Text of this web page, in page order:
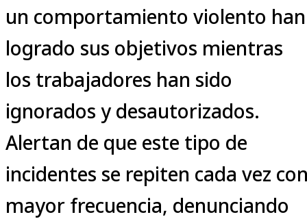
un comportamiento violento han
logrado sus objetivos mientras
los trabajadores han sido
ignorados y desautorizados.
Alertan de que este tipo de
incidentes se repiten cada vez
mayor frecuencia, denunciando